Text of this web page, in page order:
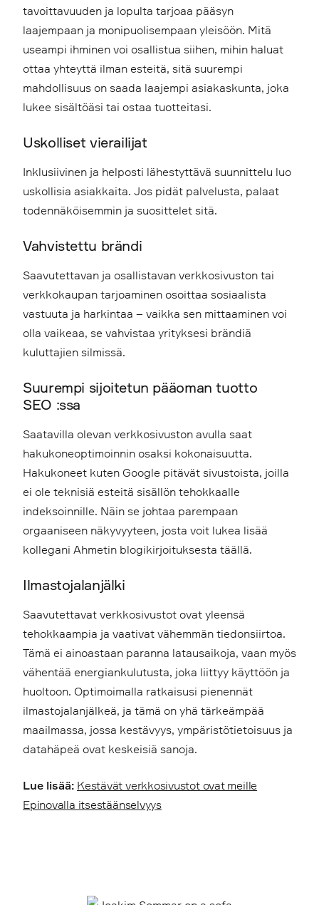
tavoittavuuden ja lopulta tarjoaa pääsyn
laajempaan ja monipuolisempaan yleisöön. Mitä
useampi ihminen voi osallistua siihen, mihin haluat
ottaa yhteyttä ilman esteitä, sitä suurempi
mahdollisuus on saada laajempi asiakaskunta, joka
lukee sisältöäsi tai ostaa tuotteitasi.
Uskolliset vierailijat
Inklusiivinen ja helposti lähestyttävä suunnittelu luo
uskollisia asiakkaita. Jos pidät palvelusta, palaat
todennäköisemmin ja suosittelet sitä.
Vahvistettu brändi
Saavutettavan ja osallistavan verkkosivuston tai
verkkokaupan tarjoaminen osoittaa sosiaalista
vastuuta ja harkintaa – vaikka sen mittaaminen voi
olla vaikeaa, se vahvistaa yrityksesi brändiä
kuluttajien silmissä.
Suurempi sijoitetun pääoman tuotto
SEO :ssa
Saatavilla olevan verkkosivuston avulla saat
hakukoneoptimoinnin osaksi kokonaisuutta.
Hakukoneet kuten Google pitävät sivustoista, joilla
ei ole teknisiä esteitä sisällön tehokkaalle
indeksoinnille. Näin se johtaa parempaan
orgaaniseen näkyvyyteen, josta voit lukea lisää
kollegani Ahmetin blogikirjoituksesta täällä.
Ilmastojalanjälki
Saavutettavat verkkosivustot ovat yleensä
tehokkaampia ja vaativat vähemmän tiedonsiirtoa.
Tämä ei ainoastaan paranna latausaikoja, vaan myös
vähentää energiankulutusta, joka liittyy käyttöön ja
huoltoon. Optimoimalla ratkaisusi pienennät
ilmastojalanjälkeä, ja tämä on yhä tärkeämpää
maailmassa, jossa kestävyys, ympäristötietoisuus ja
datahäpeä ovat keskeisiä sanoja.
Lue lisää: Kestävät verkkosivustot ovat meille
Epinovalla itsestäänselvyys